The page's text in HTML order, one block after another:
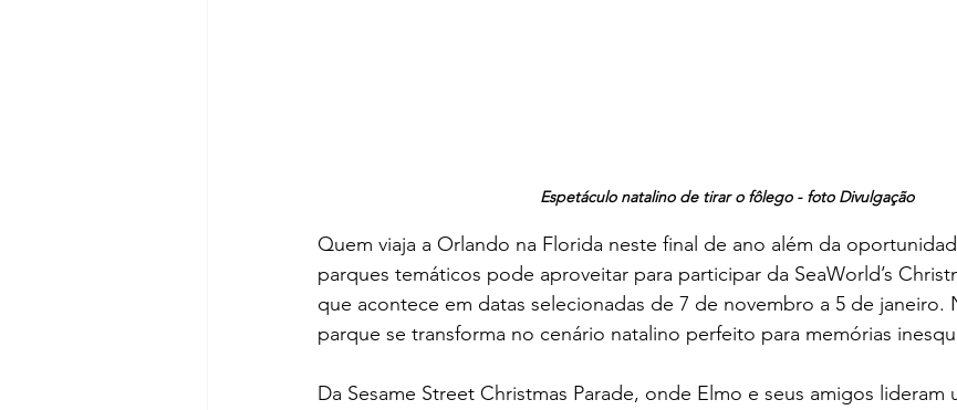
Espetáculo natalino de tirar o fôlego - foto Divulgação
Quem viaja a Orlando na Florida neste final de ano além da
parques temáticos pode aproveitar para participar da SeaWorld’s
que acontece em datas selecionadas de 7 de novembro a 5 de janeiro.
parque se transforma no cenário natalino perfeito para memórias
Da Sesame Street Christmas Parade, onde Elmo e seus amigos lideram